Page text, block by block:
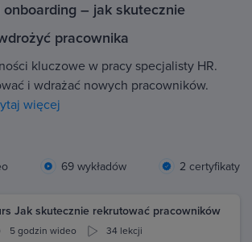
onboarding – jak skutecznie
pracownika
kluczowe w pracy specjalisty HR.
i wdrażać nowych pracowników.
więcej
69 wykładów 2 certyfikaty
Jak skutecznie rekrutować pracowników
5 godzin wideo 34 lekcji